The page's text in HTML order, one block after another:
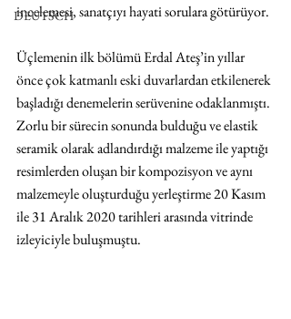
DEUTSCH
incelemesi, sanatçıyı hayati sorulara götürüyor.
Üçlemenin ilk bölümü Erdal Ateş’in yıllar
önce çok katmanlı eski duvarlardan etkilenerek
başladığı denemelerin serüvenine odaklanmıştı.
Zorlu bir sürecin sonunda bulduğu ve elastik
seramik olarak adlandırdığı malzeme ile yaptığı
resimlerden oluşan bir kompozisyon ve aynı
malzemeyle oluşturduğu yerleştirme 20 Kasım
ile 31 Aralık 2020 tarihleri arasında vitrinde
izleyiciyle buluşmuştu.